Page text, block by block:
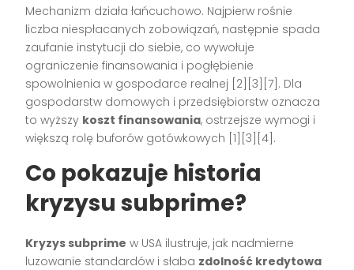
Mechanizm działa łańcuchowo. Najpierw rośnie
liczba niespłacanych zobowiązań, następnie spada
zaufanie instytucji do siebie, co wywołuje
ograniczenie finansowania i pogłębienie
spowolnienia w gospodarce realnej [2][3][7]. Dla
gospodarstw domowych i przedsiębiorstw oznacza
to wyższy koszt finansowania, ostrzejsze wymogi i
większą rolę buforów gotówkowych [1][3][4].
Co pokazuje historia
kryzysu subprime?
Kryzys subprime w USA ilustruje, jak nadmierne
luzowanie standardów i słaba zdolność kredytowa